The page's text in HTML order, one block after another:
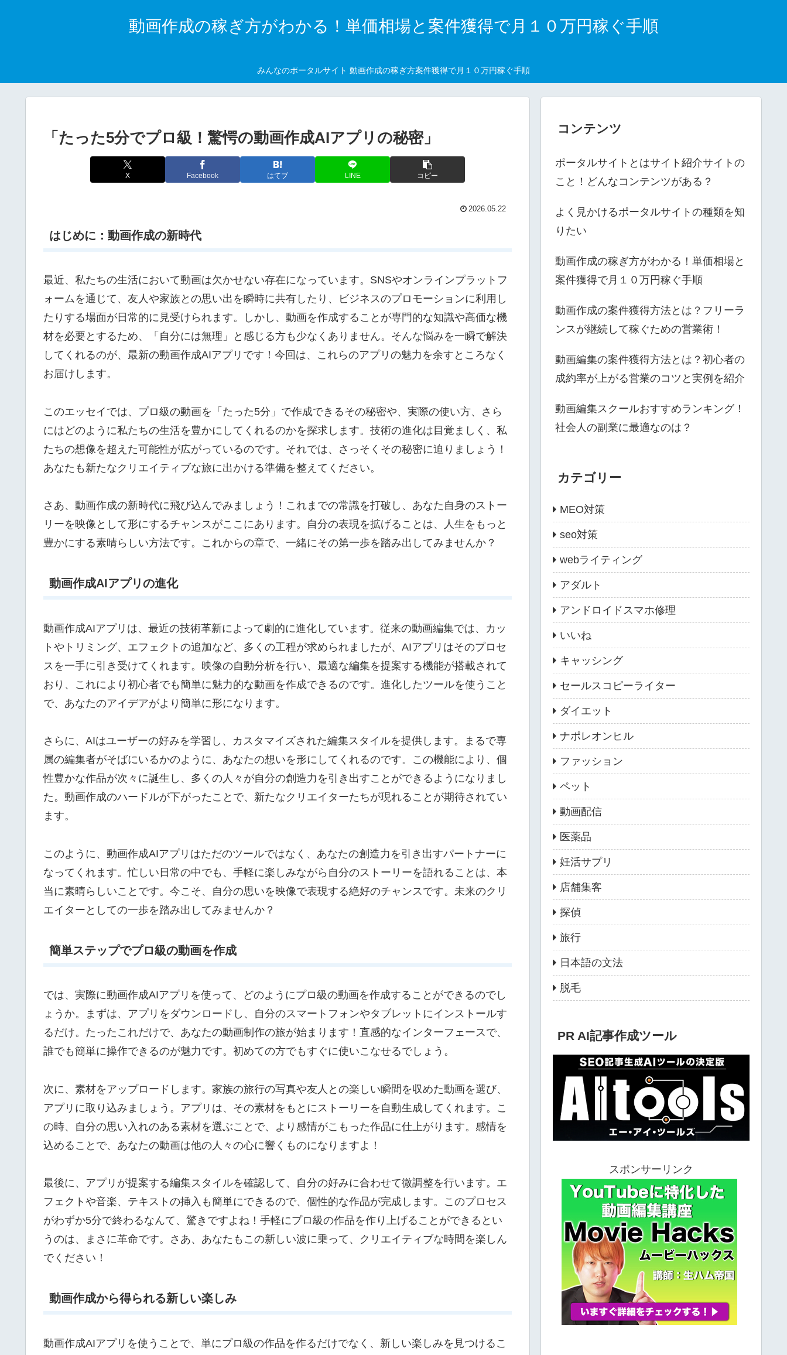
動画作成の稼ぎ方がわかる！単価相場と案件獲得で月１０万円稼ぐ手順
みんなのポータルサイト 動画作成の稼ぎ方案件獲得で月１０万円稼ぐ手順
「たった5分でプロ級！驚愕の動画作成AIアプリの秘密」
X Facebook はてブ LINE コピー
2026.05.22
はじめに：動画作成の新時代
最近、私たちの生活において動画は欠かせない存在になっています。SNSやオンラインプラットフ
ォームを通じて、友人や家族との思い出を瞬時に共有したり、ビジネスのプロモーションに利用し
たりする場面が日常的に見受けられます。しかし、動画を作成することが専門的な知識や高価な機
材を必要とするため、「自分には無理」と感じる方も少なくありません。そんな悩みを一瞬で解決
してくれるのが、最新の動画作成AIアプリです！今回は、これらのアプリの魅力を余すところなく
お届けします。
このエッセイでは、プロ級の動画を「たった5分」で作成できるその秘密や、実際の使い方、さら
にはどのように私たちの生活を豊かにしてくれるのかを探求します。技術の進化は目覚ましく、私
たちの想像を超えた可能性が広がっているのです。それでは、さっそくその秘密に迫りましょう！
あなたも新たなクリエイティブな旅に出かける準備を整えてください。
さあ、動画作成の新時代に飛び込んでみましょう！これまでの常識を打破し、あなた自身のストー
リーを映像として形にするチャンスがここにあります。自分の表現を拡げることは、人生をもっと
豊かにする素晴らしい方法です。これからの章で、一緒にその第一歩を踏み出してみませんか？
動画作成AIアプリの進化
動画作成AIアプリは、最近の技術革新によって劇的に進化しています。従来の動画編集では、カッ
トやトリミング、エフェクトの追加など、多くの工程が求められましたが、AIアプリはそのプロセ
スを一手に引き受けてくれます。映像の自動分析を行い、最適な編集を提案する機能が搭載されて
おり、これにより初心者でも簡単に魅力的な動画を作成できるのです。進化したツールを使うこと
で、あなたのアイデアがより簡単に形になります。
さらに、AIはユーザーの好みを学習し、カスタマイズされた編集スタイルを提供します。まるで専
属の編集者がそばにいるかのように、あなたの想いを形にしてくれるのです。この機能により、個
性豊かな作品が次々に誕生し、多くの人々が自分の創造力を引き出すことができるようになりまし
た。動画作成のハードルが下がったことで、新たなクリエイターたちが現れることが期待されてい
ます。
このように、動画作成AIアプリはただのツールではなく、あなたの創造力を引き出すパートナーに
なってくれます。忙しい日常の中でも、手軽に楽しみながら自分のストーリーを語れることは、本
当に素晴らしいことです。今こそ、自分の思いを映像で表現する絶好のチャンスです。未来のクリ
エイターとしての一歩を踏み出してみませんか？
簡単ステップでプロ級の動画を作成
では、実際に動画作成AIアプリを使って、どのようにプロ級の動画を作成することができるのでし
ょうか。まずは、アプリをダウンロードし、自分のスマートフォンやタブレットにインストールす
るだけ。たったこれだけで、あなたの動画制作の旅が始まります！直感的なインターフェースで、
誰でも簡単に操作できるのが魅力です。初めての方でもすぐに使いこなせるでしょう。
次に、素材をアップロードします。家族の旅行の写真や友人との楽しい瞬間を収めた動画を選び、
アプリに取り込みましょう。アプリは、その素材をもとにストーリーを自動生成してくれます。こ
の時、自分の思い入れのある素材を選ぶことで、より感情がこもった作品に仕上がります。感情を
込めることで、あなたの動画は他の人々の心に響くものになりますよ！
最後に、アプリが提案する編集スタイルを確認して、自分の好みに合わせて微調整を行います。エ
フェクトや音楽、テキストの挿入も簡単にできるので、個性的な作品が完成します。このプロセス
がわずか5分で終わるなんて、驚きですよね！手軽にプロ級の作品を作り上げることができるとい
うのは、まさに革命です。さあ、あなたもこの新しい波に乗って、クリエイティブな時間を楽しん
でください！
動画作成から得られる新しい楽しみ
動画作成AIアプリを使うことで、単にプロ級の作品を作るだけでなく、新しい楽しみを見つけるこ
コンテンツ
ポータルサイトとはサイト紹介サイトの
こと！どんなコンテンツがある？
よく見かけるポータルサイトの種類を知
りたい
動画作成の稼ぎ方がわかる！単価相場と
案件獲得で月１０万円稼ぐ手順
動画作成の案件獲得方法とは？フリーラ
ンスが継続して稼ぐための営業術！
動画編集の案件獲得方法とは？初心者の
成約率が上がる営業のコツと実例を紹介
動画編集スクールおすすめランキング！
社会人の副業に最適なのは？
カテゴリー
MEO対策
seo対策
webライティング
アダルト
アンドロイドスマホ修理
いいね
キャッシング
セールスコピーライター
ダイエット
ナポレオンヒル
ファッション
ペット
動画配信
医薬品
妊活サプリ
店舗集客
探偵
旅行
日本語の文法
脱毛
PR AI記事作成ツール
スポンサーリンク